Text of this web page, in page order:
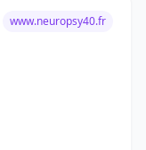
www.neuropsy40.fr